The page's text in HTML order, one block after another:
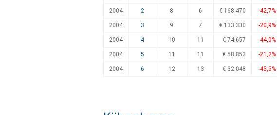
2004 2 8 6 € 168.470 -42,7%
2004 3 9 7 € 133.330 -20,9%
2004 4 10 11 € 74.657 -44,0%
2004 5 11 11 € 58.853 -21,2%
2004 6 12 13 € 32.048 -45,5%